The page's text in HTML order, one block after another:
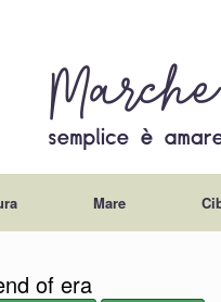
Mare
of era